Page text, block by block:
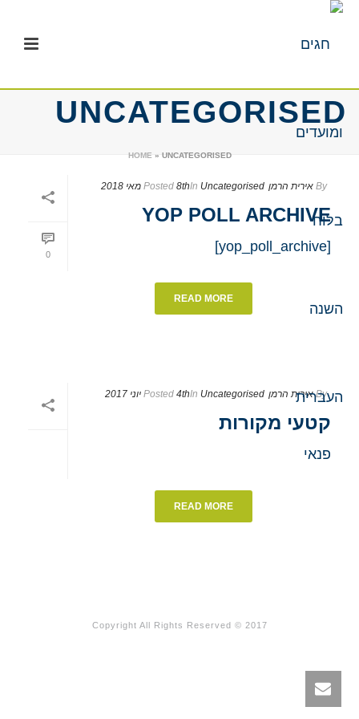
UNCATEGORISED
HOME » UNCATEGORISED
0
By אירית הרמן In Uncategorised
Posted 8th מאי 2018
YOP POLL ARCHIVE
[yop_poll_archive]
READ MORE
By אירית הרמן In Uncategorised
Posted 4th יוני 2017
קטעי מקורות
פנאי
READ MORE
Copyright All Rights Reserved © 2017